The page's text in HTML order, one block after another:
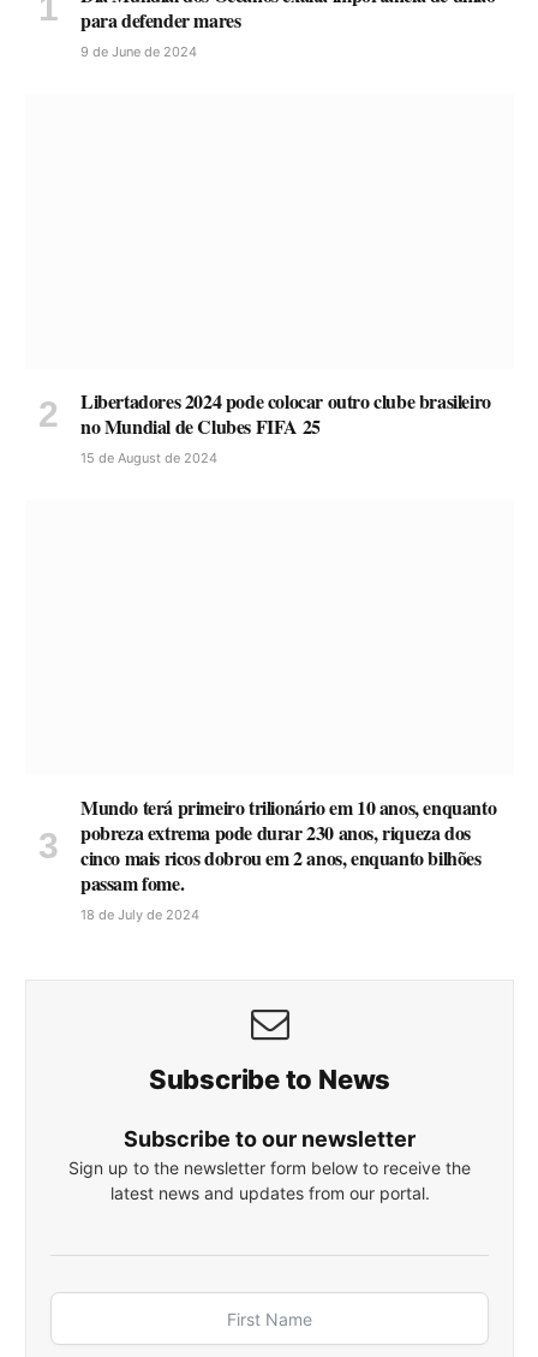
para defender mares
9 de June de 2024
Libertadores 2024 pode colocar outro clube brasileiro
no Mundial de Clubes FIFA 25
15 de August de 2024
Mundo terá primeiro trilionário em 10 anos, enquanto
pobreza extrema pode durar 230 anos, riqueza dos
cinco mais ricos dobrou em 2 anos, enquanto bilhões
passam fome.
18 de July de 2024
Subscribe to News
Subscribe to our newsletter
Sign up to the newsletter form below to receive the
latest news and updates from our portal.